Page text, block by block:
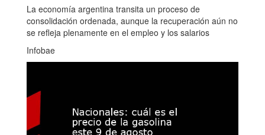
La economía argentina transita un proceso de
consolidación ordenada, aunque la recuperación aún no
se refleja plenamente en el empleo y los salarios
Infobae